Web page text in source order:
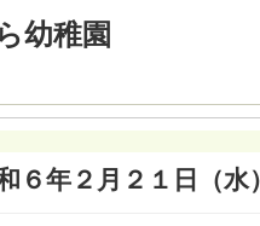
幼稚園
６年２月２１日（水